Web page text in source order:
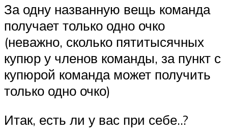
За одну названную вещь команда
получает только одно очко
(неважно, сколько пятитысячных
купюр у членов команды, за пункт с
купюрой команда может получить
только одно очко)
Итак, есть ли у вас при себе..?